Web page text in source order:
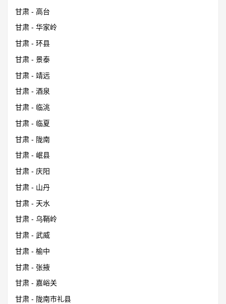
甘肃 - 高台
甘肃 - 华家岭
甘肃 - 环县
甘肃 - 景泰
甘肃 - 靖远
甘肃 - 酒泉
甘肃 - 临洮
甘肃 - 临夏
甘肃 - 陇南
甘肃 - 岷县
甘肃 - 庆阳
甘肃 - 山丹
甘肃 - 天水
甘肃 - 乌鞘岭
甘肃 - 武威
甘肃 - 榆中
甘肃 - 张掖
甘肃 - 嘉峪关
甘肃 - 陇南市礼县